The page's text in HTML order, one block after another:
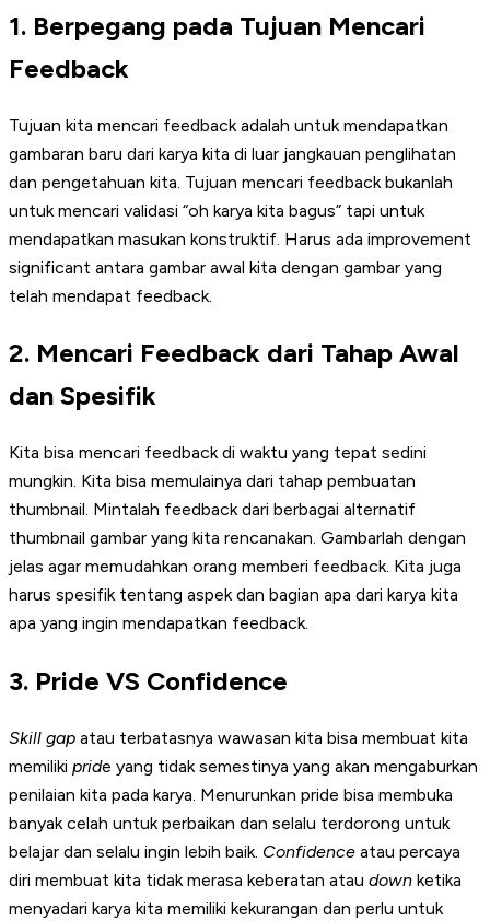
1. Berpegang pada Tujuan Mencari
Feedback
Tujuan kita mencari feedback adalah untuk mendapatkan
gambaran baru dari karya kita di luar jangkauan penglihatan
dan pengetahuan kita. Tujuan mencari feedback bukanlah
untuk mencari validasi “oh karya kita bagus” tapi untuk
mendapatkan masukan konstruktif. Harus ada improvement
significant antara gambar awal kita dengan gambar yang
telah mendapat feedback.
2. Mencari Feedback dari Tahap Awal
dan Spesifik
Kita bisa mencari feedback di waktu yang tepat sedini
mungkin. Kita bisa memulainya dari tahap pembuatan
thumbnail. Mintalah feedback dari berbagai alternatif
thumbnail gambar yang kita rencanakan. Gambarlah dengan
jelas agar memudahkan orang memberi feedback. Kita juga
harus spesifik tentang aspek dan bagian apa dari karya kita
apa yang ingin mendapatkan feedback.
3. Pride VS Confidence
Skill gap atau terbatasnya wawasan kita bisa membuat kita
memiliki pride yang tidak semestinya yang akan mengaburkan
penilaian kita pada karya. Menurunkan pride bisa membuka
banyak celah untuk perbaikan dan selalu terdorong untuk
belajar dan selalu ingin lebih baik. Confidence atau percaya
diri membuat kita tidak merasa keberatan atau down ketika
menyadari karya kita memiliki kekurangan dan perlu untuk